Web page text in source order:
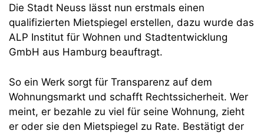
Die Stadt Neuss lässt nun erstmals einen
qualifizierten Mietspiegel erstellen, dazu wurde das
ALP Institut für Wohnen und Stadtentwicklung
GmbH aus Hamburg beauftragt.
So ein Werk sorgt für Transparenz auf dem
Wohnungsmarkt und schafft Rechtssicherheit. Wer
meint, er bezahle zu viel für seine Wohnung, zieht
er oder sie den Mietspiegel zu Rate. Bestätigt der